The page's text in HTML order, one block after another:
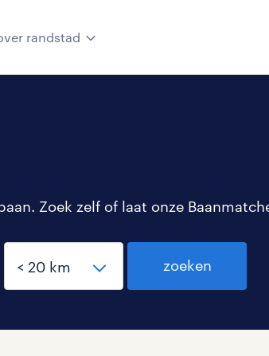
randstad
Zoek zelf of laat onze
zoeken